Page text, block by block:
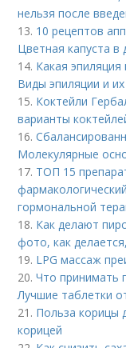
нельзя после
13. 10 рецептов
Цветная капуста в
14. Какая
Виды эпиляции и
15. Коктейли
варианты
16.
Молекулярные
17. ТОП 15
гормональной
18. Как делают
фото, как
19. LPG массаж
20.Что принимать
Лучшие таблетки
21. Польза корицы
корицей